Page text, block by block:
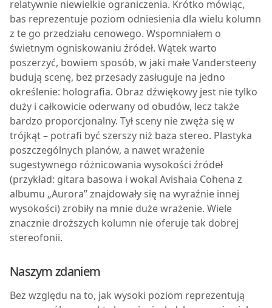
relatywnie niewielkie ograniczenia. Krótko mówiąc,
bas reprezentuje poziom odniesienia dla wielu kolumn
z te go przedziału cenowego. Wspomniałem o
świetnym ogniskowaniu źródeł. Wątek warto
poszerzyć, bowiem sposób, w jaki małe Vandersteeny
budują scenę, bez przesady zasługuje na jedno
określenie: holografia. Obraz dźwiękowy jest nie tylko
duży i całkowicie oderwany od obudów, lecz także
bardzo proporcjonalny. Tył sceny nie zwęża się w
trójkąt – potrafi być szerszy niż baza stereo. Plastyka
poszczególnych planów, a nawet wrażenie
sugestywnego różnicowania wysokości źródeł
(przykład: gitara basowa i wokal Avishaia Cohena z
albumu „Aurora” znajdowały się na wyraźnie innej
wysokości) zrobiły na mnie duże wrażenie. Wiele
znacznie droższych kolumn nie oferuje tak dobrej
stereofonii.
Naszym zdaniem
Bez względu na to, jak wysoki poziom reprezentują